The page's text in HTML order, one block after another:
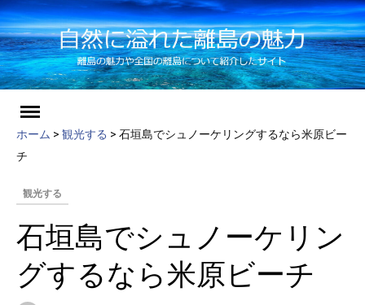
content
ホーム > 観光する > 石垣島でシュノーケリングするなら米原ビー
チ
観光する
石垣島でシュノーケリン
グするなら米原ビーチ